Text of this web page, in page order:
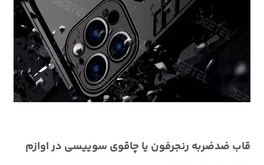
قاب ضدضربه رنجرفون یا چاقوی سوییسی در اوازم